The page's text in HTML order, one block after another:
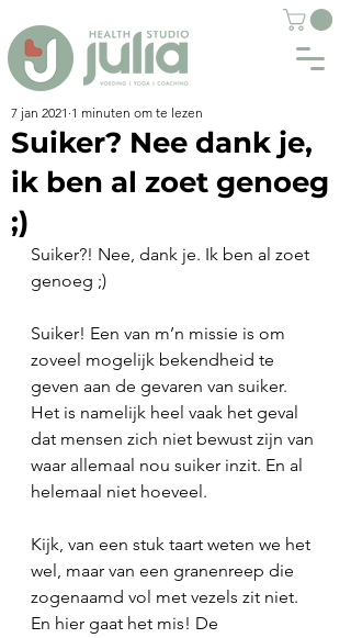
Suiker? Nee dank je,
ik ben al zoet genoeg
;)
7 jan 2021 1 minuten om te lezen
Suiker?! Nee, dank je. Ik ben al zoet
genoeg ;)
Suiker! Een van m’n missie is om
zoveel mogelijk bekendheid te
geven aan de gevaren van suiker.
Het is namelijk heel vaak het geval
dat mensen zich niet bewust zijn van
waar allemaal nou suiker inzit. En al
helemaal niet hoeveel.
Kijk, van een stuk taart weten we het
wel, maar van een granenreep die
zogenaamd vol met vezels zit niet.
En hier gaat het mis! De